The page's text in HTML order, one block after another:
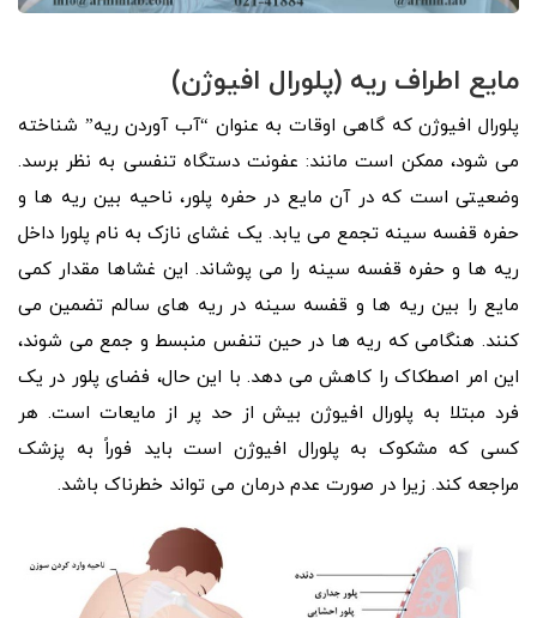
مایع اطراف ریه (پلورال افیوژن)
پلورال افیوژن که گاهی اوقات به عنوان “آب آوردن ریه” شناخته
می شود، ممکن است مانند: عفونت دستگاه تنفسی به نظر برسد.
وضعیتی است که در آن مایع در حفره پلور، ناحیه بین ریه ها و
حفره قفسه سینه تجمع می یابد. یک غشای نازک به نام پلورا داخل
ریه ها و حفره قفسه سینه را می پوشاند. این غشاها مقدار کمی
مایع را بین ریه ها و قفسه سینه در ریه های سالم تضمین می
کنند. هنگامی که ریه ها در حین تنفس منبسط و جمع می شوند،
این امر اصطکاک را کاهش می دهد. با این حال، فضای پلور در یک
فرد مبتلا به پلورال افیوژن بیش از حد پر از مایعات است. هر
کسی که مشکوک به پلورال افیوژن است باید فوراً به پزشک
مراجعه کند. زیرا در صورت عدم درمان می تواند خطرناک باشد.